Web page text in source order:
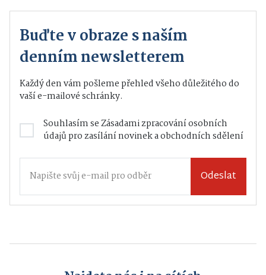
Buďte v obraze s naším
denním newsletterem
Každý den vám pošleme přehled všeho důležitého do
vaší e-mailové schránky.
Souhlasím seZásadami zpracování osobních
údajůpro zasílání novinek a obchodních sdělení
Odeslat